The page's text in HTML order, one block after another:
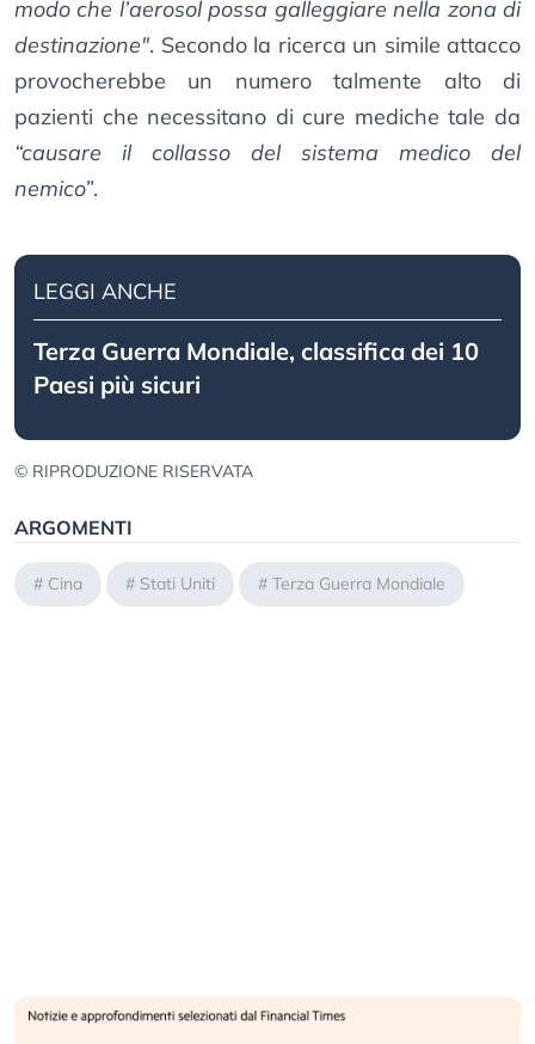
modo che l’aerosol possa galleggiare nella zona di
destinazione". Secondo la ricerca un simile attacco
provocherebbe un numero talmente alto di
pazienti che necessitano di cure mediche tale da
“causare il collasso del sistema medico del
nemico”.
LEGGI ANCHE
Terza Guerra Mondiale, classifica dei 10
Paesi più sicuri
© RIPRODUZIONE RISERVATA
ARGOMENTI
# Cina # Stati Uniti # Terza Guerra Mondiale